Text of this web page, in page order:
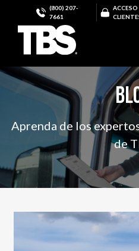
(800) 207-
7661
ACCESO
Aprenda de los
de